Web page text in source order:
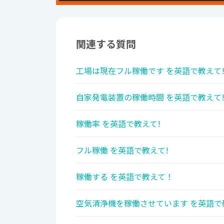
関連する質問
工場は現在フル稼働です を英語で教えて!
自家発電装置の稼働時間 を英語で教えて!
稼働率 を英語で教えて!
フル稼働 を英語で教えて!
稼働する を英語で教えて！
空気清浄機を稼働させています を英語